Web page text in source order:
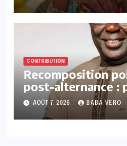
CONTRIBUTION
Recomposition
post-alternance :
succession ou
espérance ?
AOÛT 7, 2026 BABA VERO